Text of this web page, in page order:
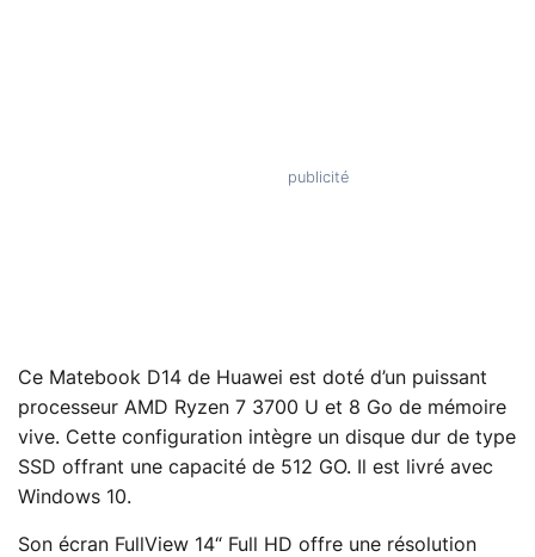
Ce Matebook D14 de Huawei est doté d’un puissant
processeur AMD Ryzen 7 3700 U et 8 Go de mémoire
vive. Cette configuration intègre un disque dur de type
SSD offrant une capacité de 512 GO. Il est livré avec
Windows 10.
Son écran FullView 14“ Full HD offre une résolution